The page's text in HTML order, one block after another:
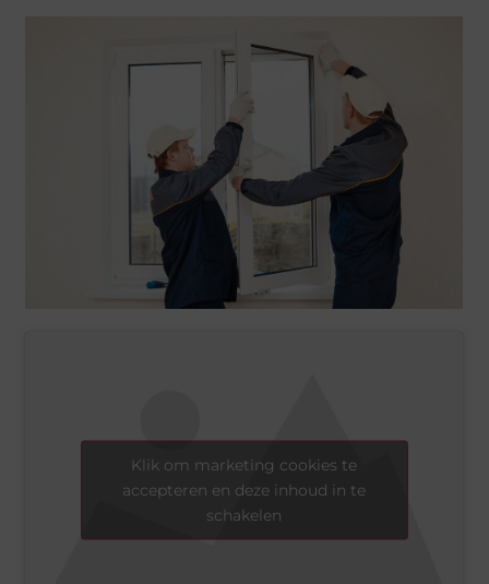
Klik om marketing cookies te
accepteren en deze inhoud in te
schakelen